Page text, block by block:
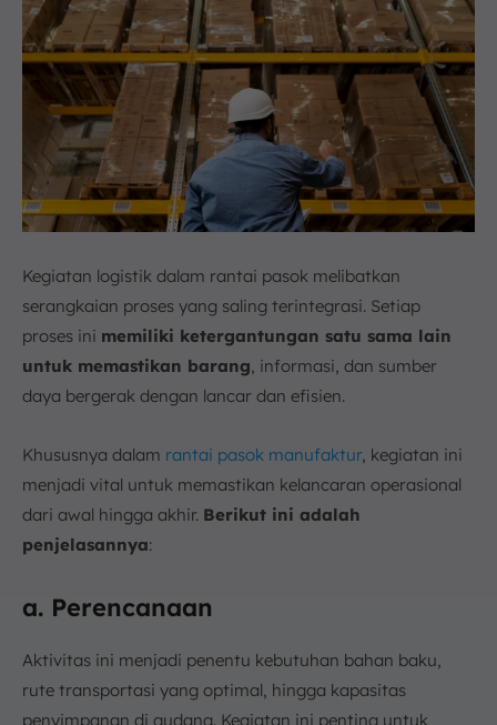
Kegiatan logistik dalam rantai pasok melibatkan
serangkaian proses yang saling terintegrasi. Setiap
proses ini memiliki ketergantungan satu sama lain
untuk memastikan barang , informasi, dan sumber
daya bergerak dengan lancar dan efisien.
Khususnya dalam rantai pasok manufaktur, kegiatan ini
menjadi vital untuk memastikan kelancaran operasional
dari awal hingga akhir. Berikut ini adalah
penjelasannya:
a. Perencanaan
Aktivitas ini menjadi penentu kebutuhan bahan baku,
rute transportasi yang optimal, hingga kapasitas
penyimpanan di gudang. Kegiatan ini penting untuk